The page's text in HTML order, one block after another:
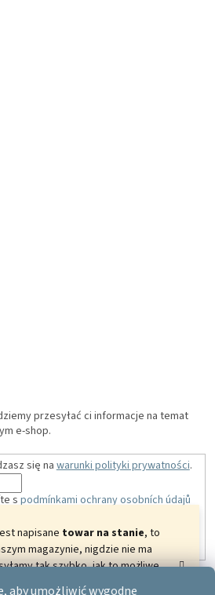
aby umożliwić wygodne
napisane towar na stanie, to
magazynie, nigdzie nie ma
tak szybko, jak to możliwe.
i życzymy pięknych
przesyłać ci informacje na temat
e-shop.
się nawarunki polityki prywatności.
s podmínkami ochrany osobních údajů